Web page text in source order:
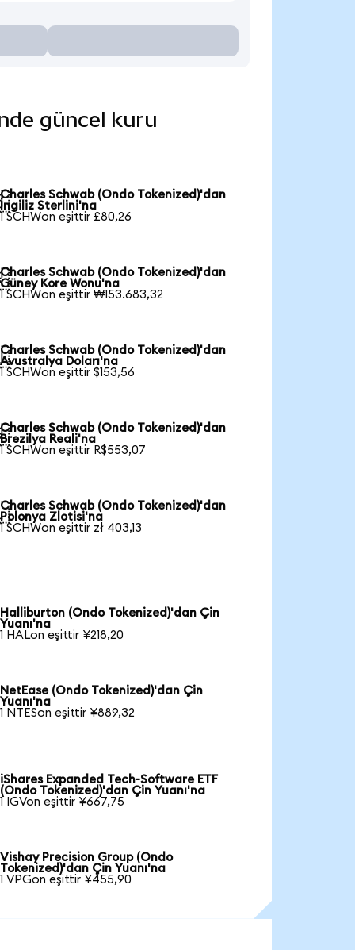
güncel kuru
Charles Schwab (Ondo Tokenized)'dan
İngiliz Sterlini'na
1 SCHWon eşittir £80,26
Charles Schwab (Ondo Tokenized)'dan
Güney Kore Wonu'na
1 SCHWon eşittir ₩153.683,32
Charles Schwab (Ondo Tokenized)'dan
Avustralya Doları'na
1 SCHWon eşittir $153,56
Charles Schwab (Ondo Tokenized)'dan
Brezilya Reali'na
1 SCHWon eşittir R$553,07
Charles Schwab (Ondo Tokenized)'dan
Polonya Zlotisi'na
1 SCHWon eşittir zł 403,13
Halliburton (Ondo Tokenized)'dan Çin
Yuanı'na
1 HALon eşittir ¥218,20
NetEase (Ondo Tokenized)'dan Çin
Yuanı'na
1 NTESon eşittir ¥889,32
iShares Expanded Tech-Software ETF
(Ondo Tokenized)'dan Çin Yuanı'na
1 IGVon eşittir ¥667,75
Vishay Precision Group (Ondo
Tokenized)'dan Çin Yuanı'na
1 VPGon eşittir ¥455,90